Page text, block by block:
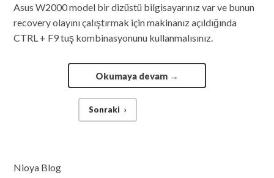
Asus W2000 model bir dizüstü bilgisayarınız var ve bunun
recovery olayını çalıştırmak için makinanız açıldığında
CTRL + F9 tuş kombinasyonunu kullanmalısınız.
Okumaya devam →
Sonraki ›
Nioya Blog